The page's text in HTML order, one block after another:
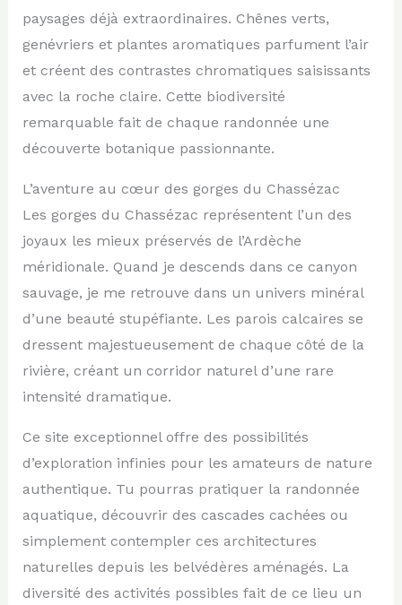
paysages déjà extraordinaires. Chênes verts,
genévriers et plantes aromatiques parfument l’air
et créent des contrastes chromatiques saisissants
avec la roche claire. Cette biodiversité
remarquable fait de chaque randonnée une
découverte botanique passionnante.
L’aventure au cœur des gorges du Chassézac
Les gorges du Chassézac représentent l’un des
joyaux les mieux préservés de l’Ardèche
méridionale. Quand je descends dans ce canyon
sauvage, je me retrouve dans un univers minéral
d’une beauté stupéfiante. Les parois calcaires se
dressent majestueusement de chaque côté de la
rivière, créant un corridor naturel d’une rare
intensité dramatique.
Ce site exceptionnel offre des possibilités
d’exploration infinies pour les amateurs de nature
authentique. Tu pourras pratiquer la randonnée
aquatique, découvrir des cascades cachées ou
simplement contempler ces architectures
naturelles depuis les belvédères aménagés. La
diversité des activités possibles fait de ce lieu un